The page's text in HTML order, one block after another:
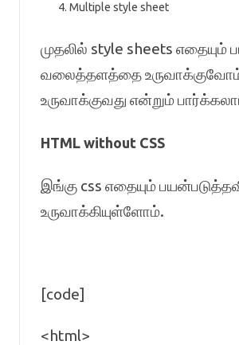
Multiple style sheet
முதலில் style sheets எதையும்
வலைத்தளத்தை
உருவாக்குவது என்றும்
HTML without CSS
இங்கு css எதையும்
உருவாக்கியுள்ளோம்.
[code]
<html>